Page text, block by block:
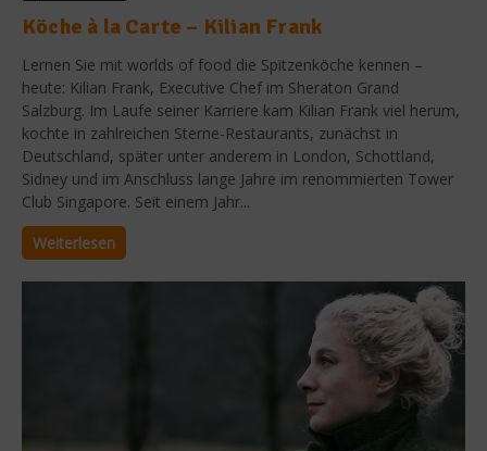
Köche à la Carte – Kilian Frank
Lernen Sie mit worlds of food die Spitzenköche kennen –
heute: Kilian Frank, Executive Chef im Sheraton Grand
Salzburg. Im Laufe seiner Karriere kam Kilian Frank viel herum,
kochte in zahlreichen Sterne-Restaurants, zunächst in
Deutschland, später unter anderem in London, Schottland,
Sidney und im Anschluss lange Jahre im renommierten Tower
Club Singapore. Seit einem Jahr...
Weiterlesen